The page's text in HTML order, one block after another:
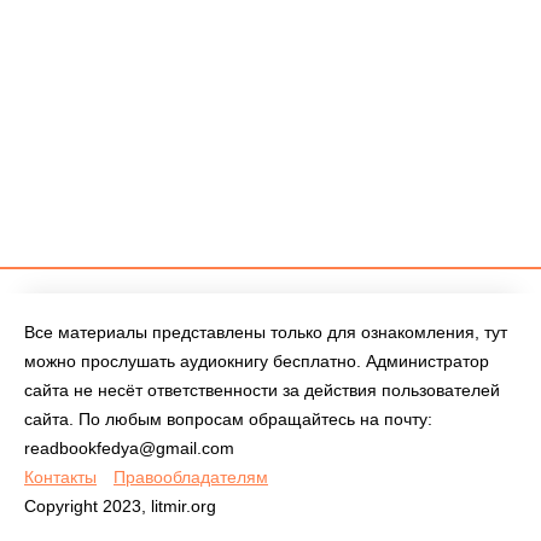
Все материалы представлены только для ознакомления, тут
можно прослушать аудиокнигу бесплатно. Администратор
сайта не несёт ответственности за действия пользователей
сайта. По любым вопросам обращайтесь на почту:
readbookfedya@gmail.com
Контакты
Правообладателям
Copyright 2023, litmir.org